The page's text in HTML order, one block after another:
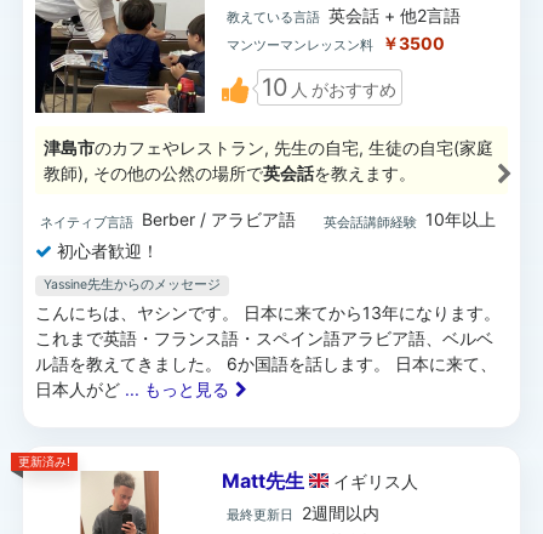
教えている言語 英会話 + 他2言語
マンツーマンレッスン料 ￥3500
10 人 がおすすめ
津島市のカフェやレストラン, 先生の自宅, 生徒の自宅(家庭
教師), その他の公然の場所で英会話を教えます。
ネイティブ言語 Berber / アラビア語 英会話講師経験 10年以上
初心者歓迎！
Yassine先生からのメッセージ
こんにちは、ヤシンです。 日本に来てから13年になります。
これまで英語・フランス語・スペイン語アラビア語、ベルベ
ル語を教えてきました。 6か国語を話します。 日本に来て、
日本人がど ... もっと見る
更新済み!
Matt先生 イギリス 人
最終更新日 2週間以内